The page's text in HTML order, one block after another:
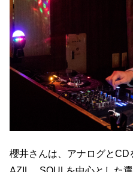
櫻井さんは、アナログと